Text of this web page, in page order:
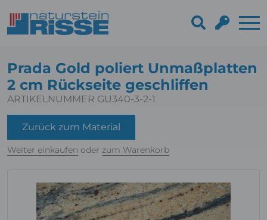
Prada Gold poliert Unmaßplatten
2 cm Rückseite geschliffen
ARTIKELNUMMER GU340-3-2-1
Zurück zum Material
Weiter einkaufen oder zum Warenkorb